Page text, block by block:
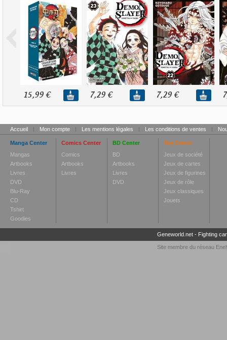
15,99 € 7,29 € 7,29 €
Accueil | Mon compte | Les mentions légales | Les conditions de ventes |
Manga Center
Mangas
Artbooks
Livres
DVD
Blu-Ray
CD
Tshirt
Goodies
Comics Center
Comics
Artbooks
Livres
BD Center
BD
Artbooks
Livres
DVD
Toy Center
Jeux de société
Jeux de cartes
Jeux de figurines
Jeux de rôle
Jeux classiques
Jouets
Geneworld.net- Fighting
Site membre du réseau